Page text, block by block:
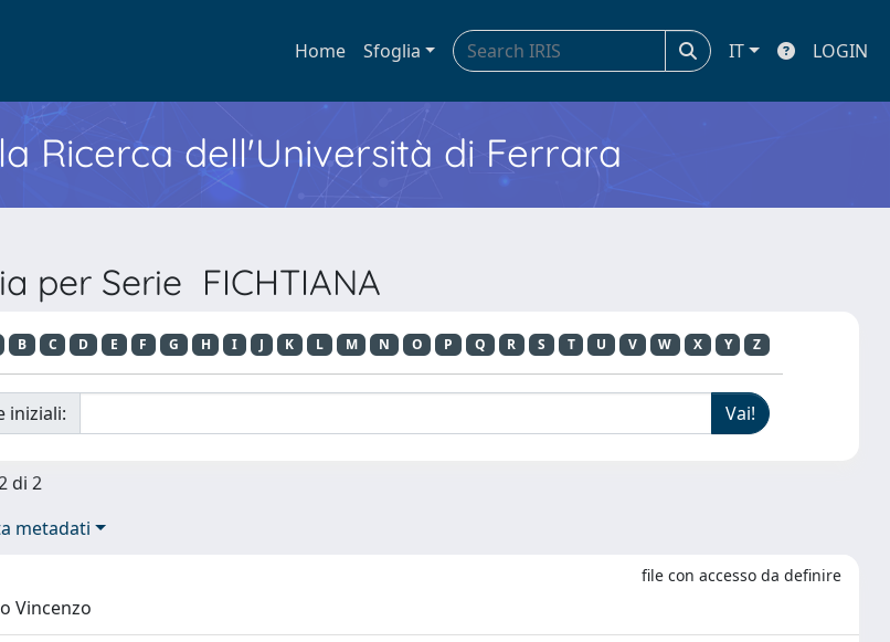
Home Sfoglia IT LOGIN
Ricerca dell'Università di Ferrara
per Serie FICHTIANA
B C D E F G H I J K L M N O P Q R S T U V W X Y Z
iniziali:
di 2
metadati
file con accesso da definire
Vincenzo